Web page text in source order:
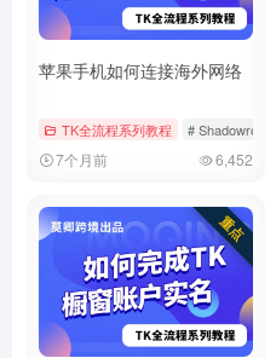
苹果手机如何连接海外网络
TK全流程系列教程 # Shadowrocket
7个月前 6,452